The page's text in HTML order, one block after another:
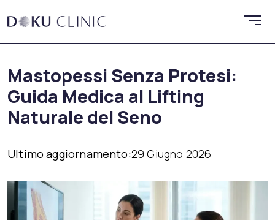
Mastopessi Senza Protesi:
Guida Medica al Lifting
Naturale del Seno
Ultimo aggiornamento:29 Giugno 2026